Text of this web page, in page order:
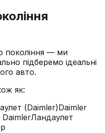
покоління — ми
підберемо ідеальні
авто.
як:
(Daimler)Daimler
Ландаулет